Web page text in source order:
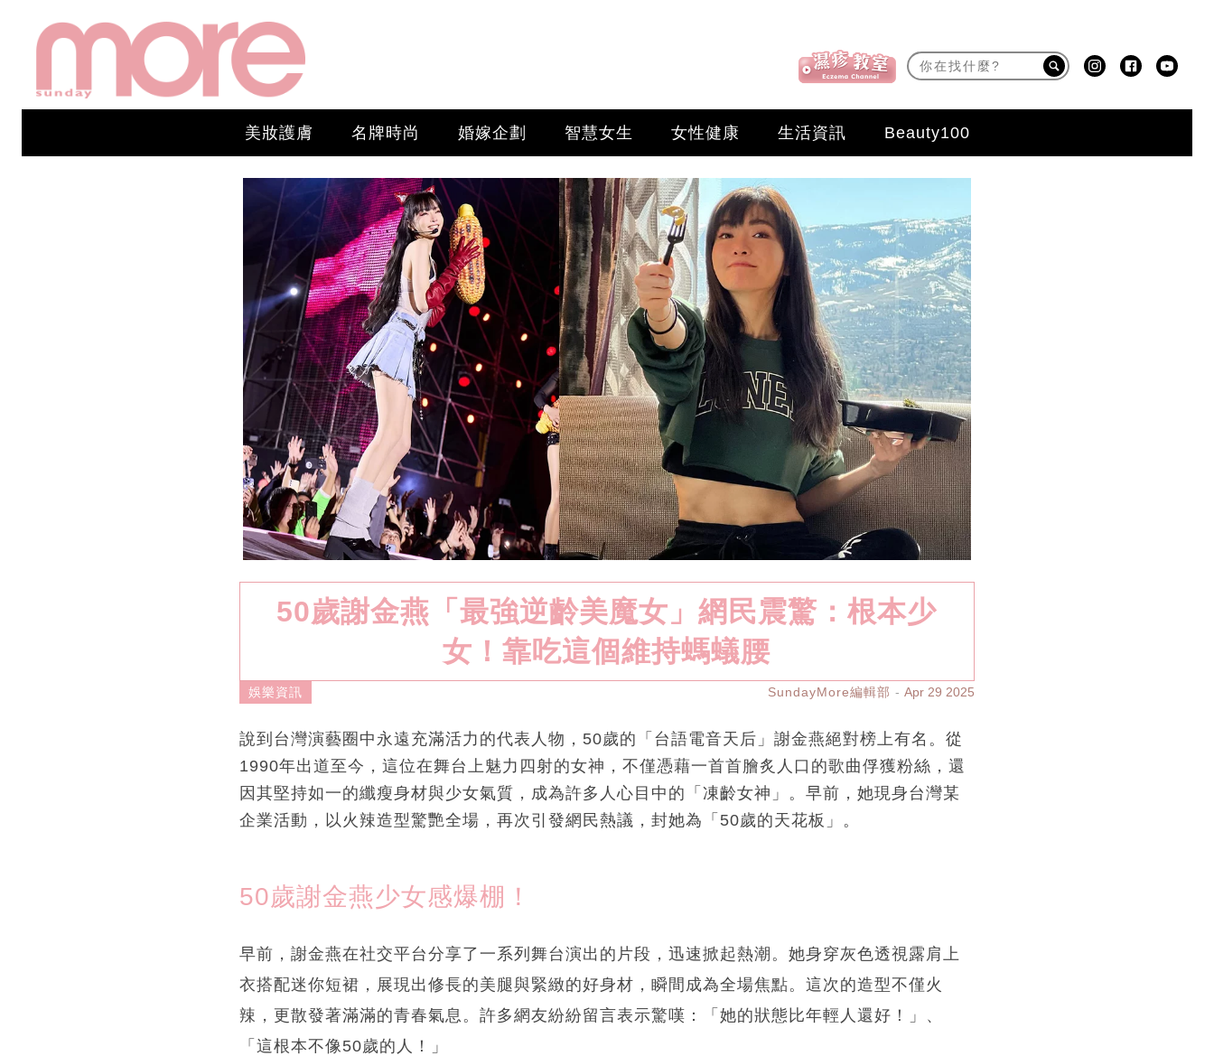
美妝護膚 名牌時尚 婚嫁企劃 智慧女生 女性健康 生活資訊 Beauty100
50歲謝金燕「最強逆齡美魔女」網民震驚：根本少
女！靠吃這個維持螞蟻腰
娛樂資訊 SundayMore編輯部 Apr 29 2025
說到台灣演藝圈中永遠充滿活力的代表人物，50歲的「台語電音天后」謝金燕絕對榜上有名。從
1990年出道至今，這位在舞台上魅力四射的女神，不僅憑藉一首首膾炙人口的歌曲俘獲粉絲，還
因其堅持如一的纖瘦身材與少女氣質，成為許多人心目中的「凍齡女神」。早前，她現身台灣某
企業活動，以火辣造型驚艷全場，再次引發網民熱議，封她為「50歲的天花板」。
50歲謝金燕少女感爆棚！
早前，謝金燕在社交平台分享了一系列舞台演出的片段，迅速掀起熱潮。她身穿灰色透視露肩上
衣搭配迷你短裙，展現出修長的美腿與緊緻的好身材，瞬間成為全場焦點。這次的造型不僅火
辣，更散發著滿滿的青春氣息。許多網友紛紛留言表示驚嘆：「她的狀態比年輕人還好！」、
「這根本不像50歲的人！」